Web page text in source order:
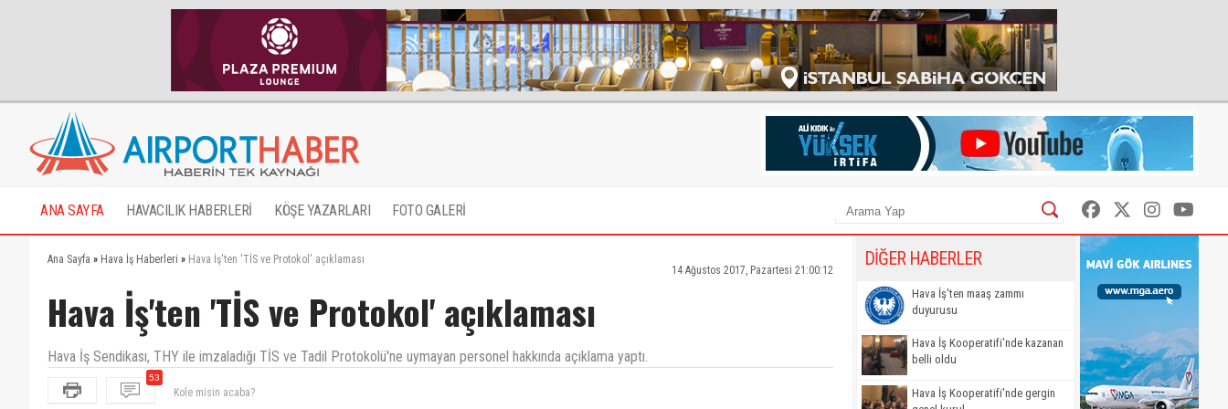
ANA SAYFA HAVACILIK HABERLERİ KÖŞE YAZARLARI FOTO GALERİ
Ana Sayfa » Hava İş Haberleri » Hava İş'ten 'TİS ve Protokol' açıklaması
14 Ağustos 2017, Pazartesi 21:00:12
Hava İş'ten 'TİS ve Protokol' açıklaması
Hava İş Sendikası, THY ile imzaladığı TİS ve Tadil Protokolü'ne uymayan personel hakkında açıklama yaptı.
53
FETÖ'dendir, rahat olun Asrın Liderimiz Reyiz halleder.
DİĞER HABERLER
Hava İş'ten maaş zammı
duyurusu
Hava İş Kooperatifi'nde kazanan
belli oldu
Hava İş Kooperatifi'nde gergin